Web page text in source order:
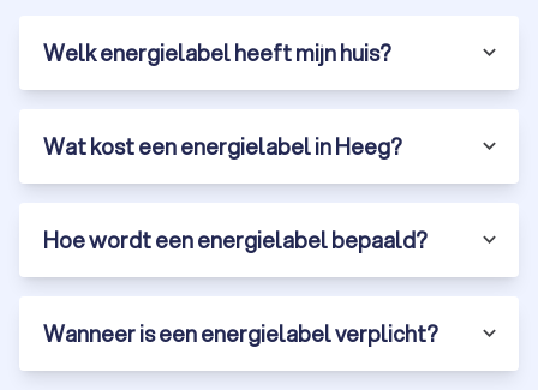
Welk energielabel heeft mijn huis?
Wat kost een energielabel in Heeg?
Hoe wordt een energielabel bepaald?
Wanneer is een energielabel verplicht?